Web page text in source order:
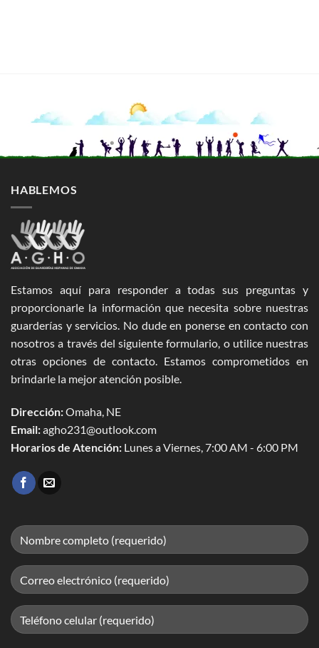
HABLEMOS
Estamos aquí para responder a todas sus preguntas y
proporcionarle la información que necesita sobre nuestras
guarderías y servicios. No dude en ponerse en contacto con
nosotros a través del siguiente formulario, o utilice nuestras
otras opciones de contacto. Estamos comprometidos en
brindarle la mejor atención posible.
Dirección:Omaha, NE
Email:agho231@outlook.com
Horarios de Atención: Lunes a Viernes, 7:00 AM - 6:00 PM